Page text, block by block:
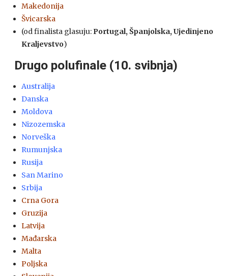
Makedonija
Švicarska
(od finalista glasuju: Portugal, Španjolska,Ujedinjeno
Kraljevstvo)
Drugo polufinale (10. svibnja)
Australija
Danska
Moldova
Nizozemska
Norveška
Rumunjska
Rusija
San Marino
Srbija
Crna Gora
Gruzija
Latvija
Mađarska
Malta
Poljska